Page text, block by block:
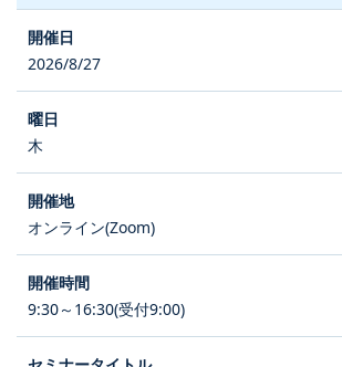
2026/8/27
木
オンライン(Zoom)
9:30～16:30(受付9:00)